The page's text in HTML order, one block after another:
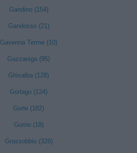
Gandino (154)
Gandosso (21)
Gaverina Terme (10)
Gazzaniga (95)
Ghisalba (128)
Gorlago (124)
Gorle (182)
Gorno (18)
Grassobbio (326)